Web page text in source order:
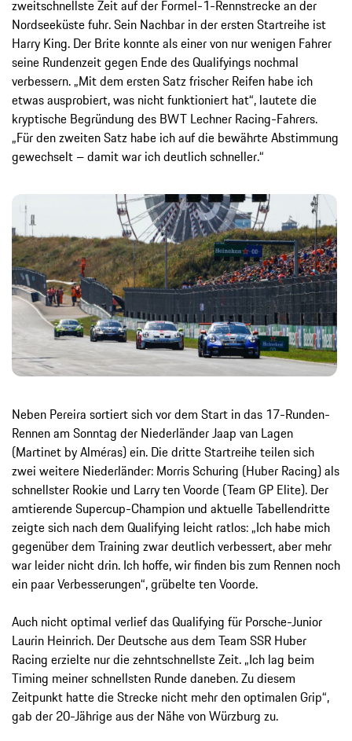
zweitschnellste Zeit auf der Formel-1-Rennstrecke an der
Nordseeküste fuhr. Sein Nachbar in der ersten Startreihe ist
Harry King. Der Brite konnte als einer von nur wenigen Fahrer
seine Rundenzeit gegen Ende des Qualifyings nochmal
verbessern. „Mit dem ersten Satz frischer Reifen habe ich
etwas ausprobiert, was nicht funktioniert hat“, lautete die
kryptische Begründung des BWT Lechner Racing-Fahrers.
„Für den zweiten Satz habe ich auf die bewährte Abstimmung
gewechselt – damit war ich deutlich schneller.“
Neben Pereira sortiert sich vor dem Start in das 17-Runden-
Rennen am Sonntag der Niederländer Jaap van Lagen
(Martinet by Alméras) ein. Die dritte Startreihe teilen sich
zwei weitere Niederländer: Morris Schuring (Huber Racing) als
schnellster Rookie und Larry ten Voorde (Team GP Elite). Der
amtierende Supercup-Champion und aktuelle Tabellendritte
zeigte sich nach dem Qualifying leicht ratlos: „Ich habe mich
gegenüber dem Training zwar deutlich verbessert, aber mehr
war leider nicht drin. Ich hoffe, wir finden bis zum Rennen noch
ein paar Verbesserungen“, grübelte ten Voorde.
Auch nicht optimal verlief das Qualifying für Porsche-Junior
Laurin Heinrich. Der Deutsche aus dem Team SSR Huber
Racing erzielte nur die zehntschnellste Zeit. „Ich lag beim
Timing meiner schnellsten Runde daneben. Zu diesem
Zeitpunkt hatte die Strecke nicht mehr den optimalen Grip“,
gab der 20-Jährige aus der Nähe von Würzburg zu.